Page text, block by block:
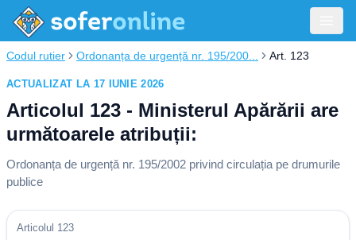
Codul rutier Ordonanța de urgență nr. 195/200... Art. 123
ACTUALIZAT LA 17 IUNIE 2026
Articolul 123 - Ministerul Apărării are
următoarele atribuții:
Ordonanța de urgență nr. 195/2002 privind circulația pe drumurile
publice
Articolul 123